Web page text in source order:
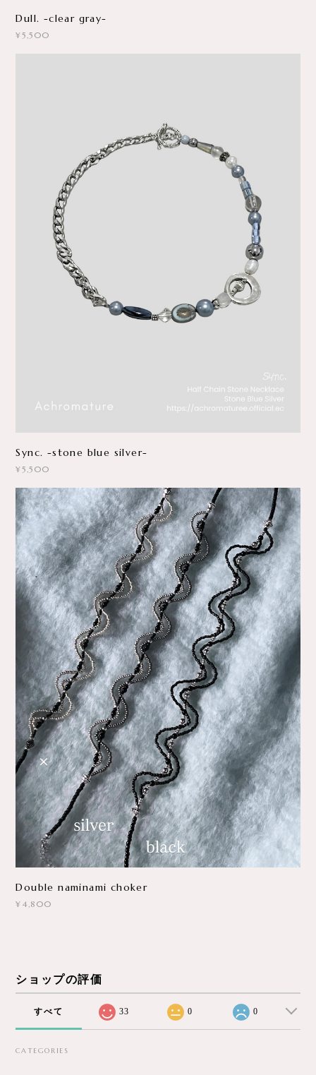
Dull. -clear gray-
¥5,500
Sync. -stone blue silver-
¥5,500
Double naminami choker
¥4,800
ショップの評価
すべて 33 0 0
CATEGORIES